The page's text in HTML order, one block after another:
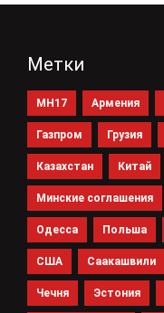
Метки
MH17 Армения
Газпром Грузия
Казахстан Китай
Минские соглашения
Одесса Польша
США Саакашвили
Чечня Эстония